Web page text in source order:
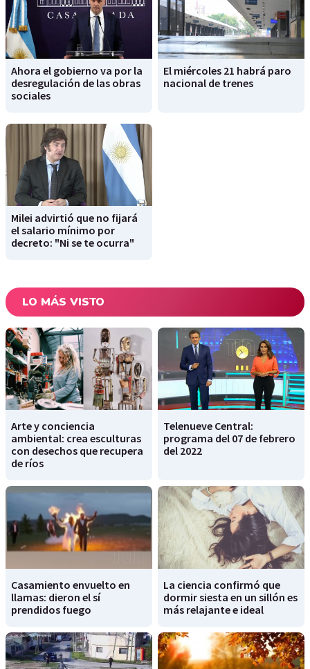
Ahora el gobierno va por la
desregulación de las obras
sociales
El miércoles 21 habrá paro
nacional de trenes
Milei advirtió que no fijará
el salario mínimo por
decreto: "Ni se te ocurra"
LO MÁS VISTO
Arte y conciencia
ambiental: crea esculturas
con desechos que recupera
de ríos
Telenueve Central:
programa del 07 de febrero
del 2022
Casamiento envuelto en
llamas: dieron el sí
prendidos fuego
La ciencia confirmó que
dormir siesta en un sillón es
más relajante e ideal